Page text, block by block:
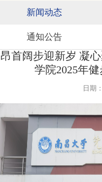
新闻动态
通知公告
昂首阔步迎新岁 凝
学院2025年
日期